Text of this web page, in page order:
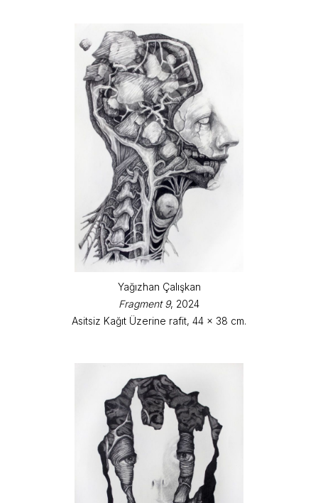
Yağızhan Çalışkan
Fragment 9, 2024
Asitsiz Kağıt Üzerine rafit, 44 x 38 cm.